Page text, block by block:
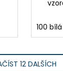
100 bílá
12 DALŠÍCH